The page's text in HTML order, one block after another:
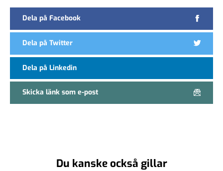
Dela på Facebook
Dela på Twitter
Dela på Linkedin
Skicka länk som e-post
Du kanske också gillar